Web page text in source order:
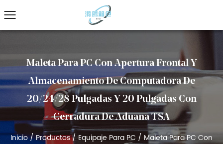
Maleta Para PC Con Apertura Frontal Y
Almacenamiento De Computadora De
20/24/28 Pulgadas Y 20 Pulgadas Con
Cerradura De Aduana TSA
Inicio/Productos/ Equipaje Para PC / Maleta Para PC Con